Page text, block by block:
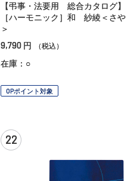
【弔事・法要用 総合カタログ】
［ハーモニック］和 紗綾＜さや
＞
9,790 円 （税込）
在庫：○
OPポイント対象
22